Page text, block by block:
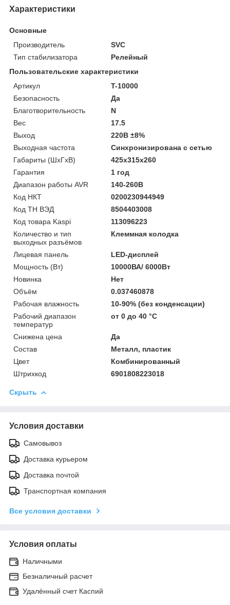
Характеристики
Основные
Производитель
SVC
Тип стабилизатора
Релейный
Пользовательские характеристики
Артикул
T-10000
Безопасность
Да
Благотворительность
N
Вес
17.5
Выход
220В ±8%
Выходная частота
Синхронизирована с сетью
Габариты (ШхГхВ)
425x315x260
Гарантия
1 год
Диапазон работы AVR
140-260В
Код НКТ
0200230944949
Код ТН ВЭД
8504403008
Код товара Kaspi
113096223
Количество и тип
выходных разъёмов
Клеммная колодка
Лицевая панель
LED-дисплей
Мощность (Bт)
10000ВА/ 6000Вт
Новинка
Нет
Объём
0.037460878
Рабочая влажность
10-90% (без конденсации)
Рабочий диапазон
температур
от 0 до 40 °С
Снижена цена
Да
Состав
Металл, пластик
Цвет
Комбинированный
Штрихкод
6901808223018
Скрыть
Условия доставки
Самовывоз
Доставка курьером
Доставка почтой
Транспортная компания
Все условия доставки
Условия оплаты
Наличными
Безналичный расчет
Удалённый счет Каспий